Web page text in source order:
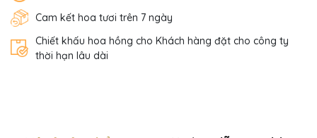
Cam kết hoa tươi trên 7 ngày
Chiết khấu hoa hồng cho Khách hàng đặt cho công ty
thời hạn lâu dài